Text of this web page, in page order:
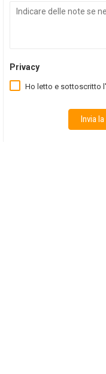
Privacy
Ho letto e sottoscritto l'
Invia